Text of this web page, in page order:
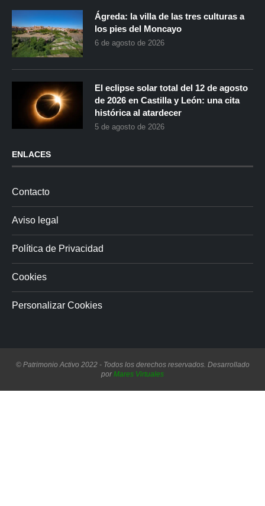
Ágreda: la villa de las tres culturas a
los pies del Moncayo
6 de agosto de 2026
El eclipse solar total del 12 de agosto
de 2026 en Castilla y León: una cita
histórica al atardecer
5 de agosto de 2026
ENLACES
Contacto
Aviso legal
Política de Privacidad
Cookies
Personalizar Cookies
© Patrimonio Activo 2022 - Todos los derechos reservados. Desarrollado
porMares Virtuales